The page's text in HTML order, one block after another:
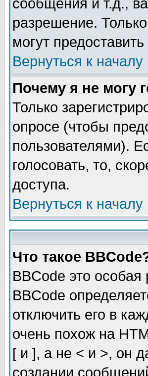
сообщения и т.д.,
разрешение.
могут
Вернуться к началу
Почему я не могу
Только
опросе (чтобы
пользователями).
голосовать, то,
доступа.
Вернуться к началу
Что такое
BBCode это
BBCode
отключить его в
очень похож на
[ и ], а не < и >, он
создании